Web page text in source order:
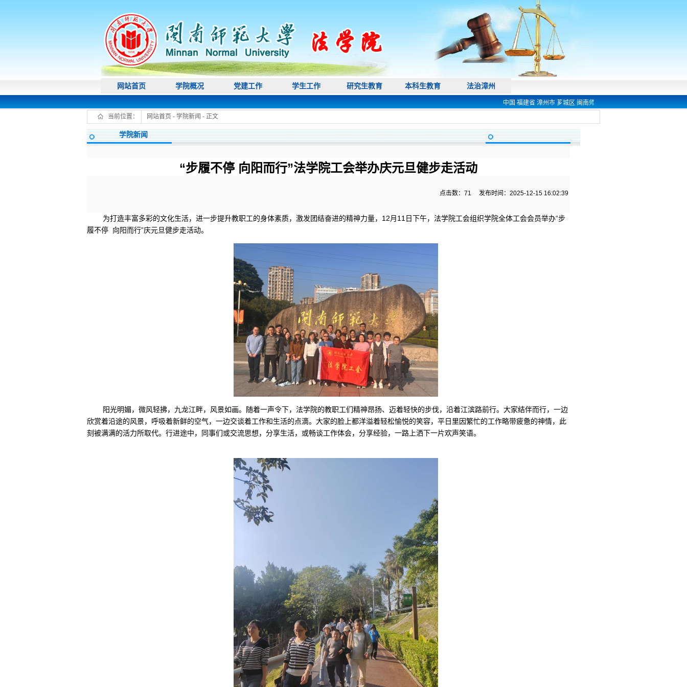
网站首页 学院概况 党建工作 学生工作 研究生教育 本科生教育 法治漳州
中国 福建省 漳州市 芗城区 闽南师范大学 法学院 欢迎您! 电话 0596-
当前位置：
网站首页 - 学院新闻 - 正文
学院新闻
“步履不停 向阳而行”法学院工会举办庆元旦健步走活动
点击数： 71 发布时间：2025-12-15 16:02:39
为打造丰富多彩的文化生活，进一步提升教职工的身体素质，激发团结奋进的精神力量，12月11日下午，法学院工会组织学院全体工会会员举办“步
履不停 向阳而行”庆元旦健步走活动。
阳光明媚，微风轻拂，九龙江畔，风景如画。随着一声令下，法学院的教职工们精神昂扬、迈着轻快的步伐，沿着江滨路前行。大家结伴而行，一边
欣赏着沿途的风景，呼吸着新鲜的空气，一边交谈着工作和生活的点滴。大家的脸上都洋溢着轻松愉悦的笑容，平日里因繁忙的工作略带疲惫的神情，此
刻被满满的活力所取代。行进途中，同事们或交流思想，分享生活，或畅谈工作体会，分享经验，一路上洒下一片欢声笑语。